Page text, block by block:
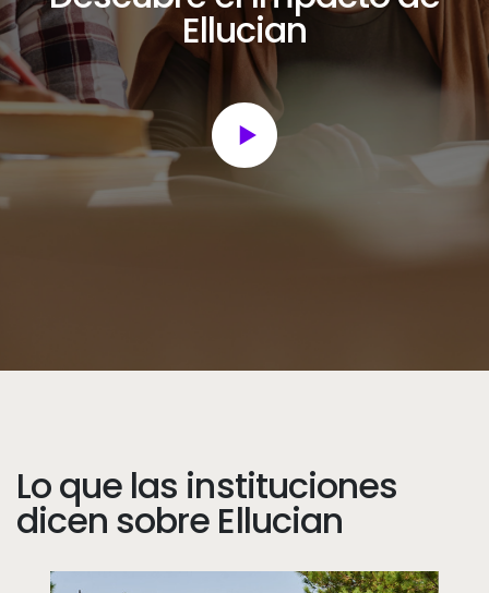
Ellucian
Lo que las instituciones
dicen sobre Ellucian